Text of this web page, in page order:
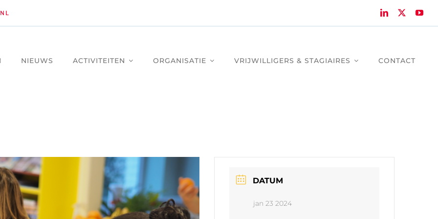
NIEUWS ACTIVITEITEN ORGANISATIE VRIJWILLIGERS & STAGIAIRES CONTACT
DATUM
jan 23 2024